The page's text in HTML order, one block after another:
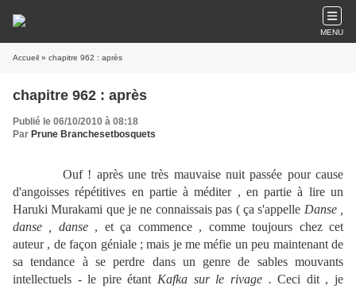
MENU
Accueil » chapitre 962 : après
chapitre 962 : après
Publié le 06/10/2010 à 08:18
Par Prune Branchesetbosquets
Ouf ! après une très mauvaise nuit passée pour cause
d'angoisses répétitives en partie à méditer , en partie à lire un
Haruki Murakami que je ne connaissais pas ( ça s'appelle Danse ,
danse , danse, et ça commence , comme toujours chez cet
auteur , de façon géniale ; mais je me méfie un peu maintenant de
sa tendance à se perdre dans un genre de sables mouvants
intellectuels - le pire étant Kafka sur le rivage . Ceci dit , je